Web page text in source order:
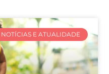
NOTÍCIAS E ATUALIDADE